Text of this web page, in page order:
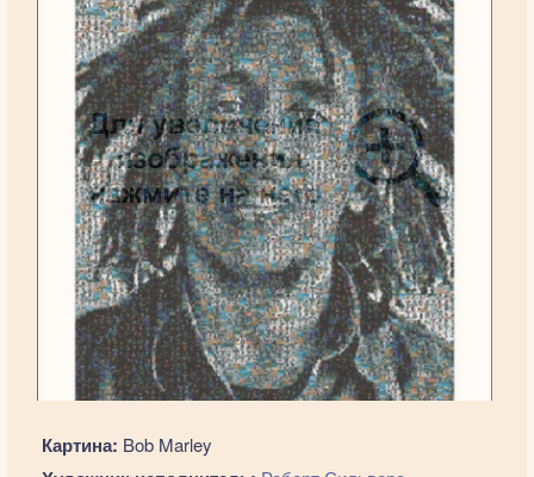
Картина: Bob Marley